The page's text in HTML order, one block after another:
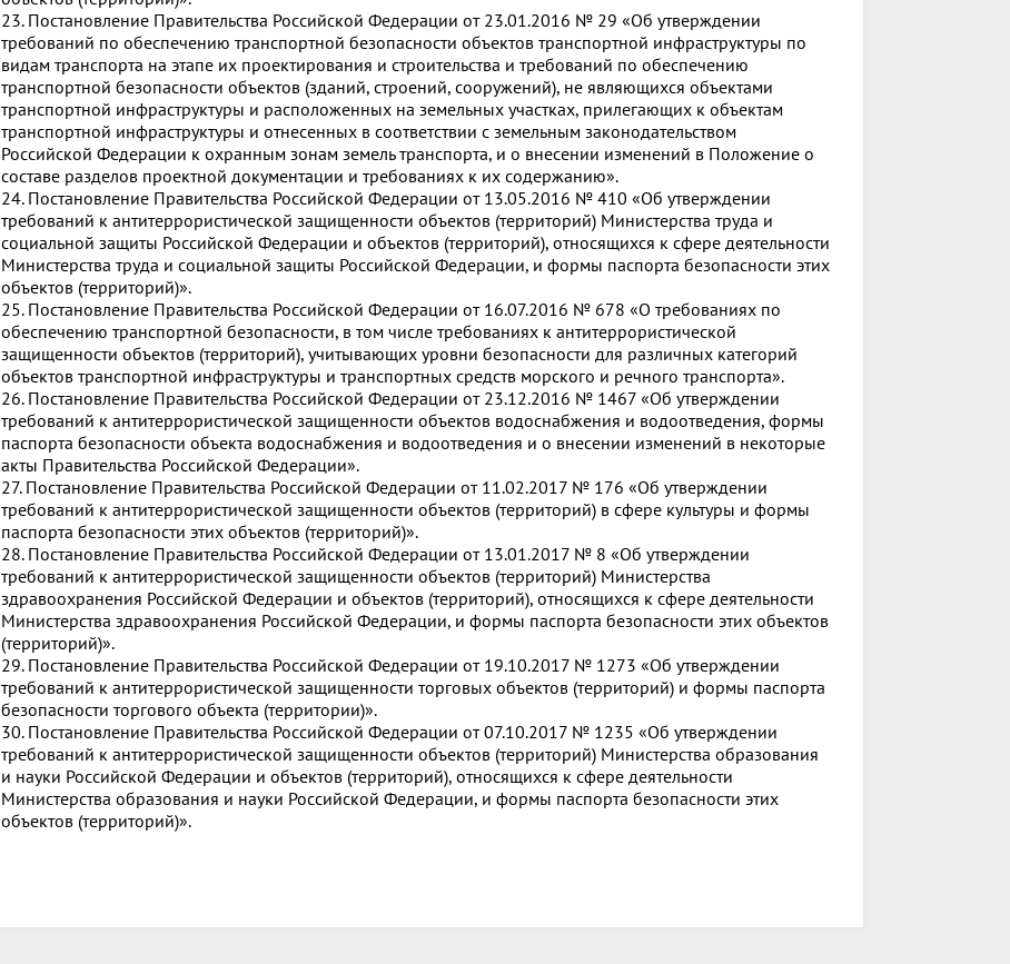
23. Постановление Правительства Российской Федерации от 23.01.2016 № 29 «Об утверждении
требований по обеспечению транспортной безопасности объектов транспортной инфраструктуры по
видам транспорта на этапе их проектирования и строительства и требований по обеспечению
транспортной безопасности объектов (зданий, строений, сооружений), не являющихся объектами
транспортной инфраструктуры и расположенных на земельных участках, прилегающих к объектам
транспортной инфраструктуры и отнесенных в соответствии с земельным законодательством
Российской Федерации к охранным зонам земель транспорта, и о внесении изменений в Положение о
составе разделов проектной документации и требованиях к их содержанию».
24. Постановление Правительства Российской Федерации от 13.05.2016 № 410 «Об утверждении
требований к антитеррористической защищенности объектов (территорий) Министерства труда и
социальной защиты Российской Федерации и объектов (территорий), относящихся к сфере деятельности
Министерства труда и социальной защиты Российской Федерации, и формы паспорта безопасности этих
объектов (территорий)».
25. Постановление Правительства Российской Федерации от 16.07.2016 № 678 «О требованиях по
обеспечению транспортной безопасности, в том числе требованиях к антитеррористической
защищенности объектов (территорий), учитывающих уровни безопасности для различных категорий
объектов транспортной инфраструктуры и транспортных средств морского и речного транспорта».
26. Постановление Правительства Российской Федерации от 23.12.2016 № 1467 «Об утверждении
требований к антитеррористической защищенности объектов водоснабжения и водоотведения, формы
паспорта безопасности объекта водоснабжения и водоотведения и о внесении изменений в некоторые
акты Правительства Российской Федерации».
27. Постановление Правительства Российской Федерации от 11.02.2017 № 176 «Об утверждении
требований к антитеррористической защищенности объектов (территорий) в сфере культуры и формы
паспорта безопасности этих объектов (территорий)».
28. Постановление Правительства Российской Федерации от 13.01.2017 № 8 «Об утверждении
требований к антитеррористической защищенности объектов (территорий) Министерства
здравоохранения Российской Федерации и объектов (территорий), относящихся к сфере деятельности
Министерства здравоохранения Российской Федерации, и формы паспорта безопасности этих объектов
(территорий)».
29. Постановление Правительства Российской Федерации от 19.10.2017 № 1273 «Об утверждении
требований к антитеррористической защищенности торговых объектов (территорий) и формы паспорта
безопасности торгового объекта (территории)».
30. Постановление Правительства Российской Федерации от 07.10.2017 № 1235 «Об утверждении
требований к антитеррористической защищенности объектов (территорий) Министерства образования
и науки Российской Федерации и объектов (территорий), относящихся к сфере деятельности
Министерства образования и науки Российской Федерации, и формы паспорта безопасности этих
объектов (территорий)».